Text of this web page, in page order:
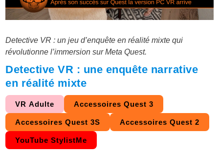
Detective VR : un jeu d’enquête en réalité mixte qui
révolutionne l’immersion sur Meta Quest.
Detective VR : une enquête narrative
en réalité mixte
VR Adulte Accessoires Quest 3
Accessoires Quest 3S Accessoires Quest 2
YouTube StylistMe